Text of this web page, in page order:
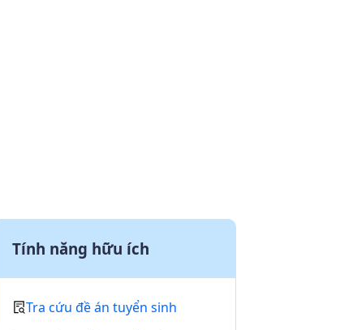
Tính năng hữu ích
Tra cứu đề án tuyển sinh